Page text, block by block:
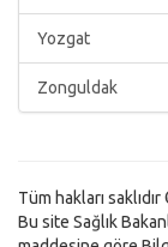
Yozgat
Zonguldak
Tüm hakları
Bu site Sağlık